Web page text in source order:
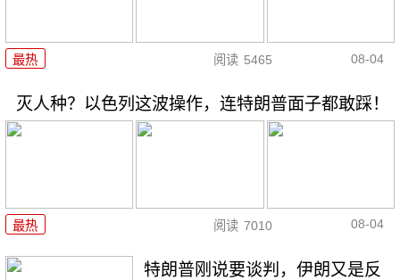
最热 阅读 5465 08-04
灭人种？以色列这波操作，连特朗普面子都敢踩！
最热 阅读 7010 08-04
特朗普刚说要谈判，伊朗又是反